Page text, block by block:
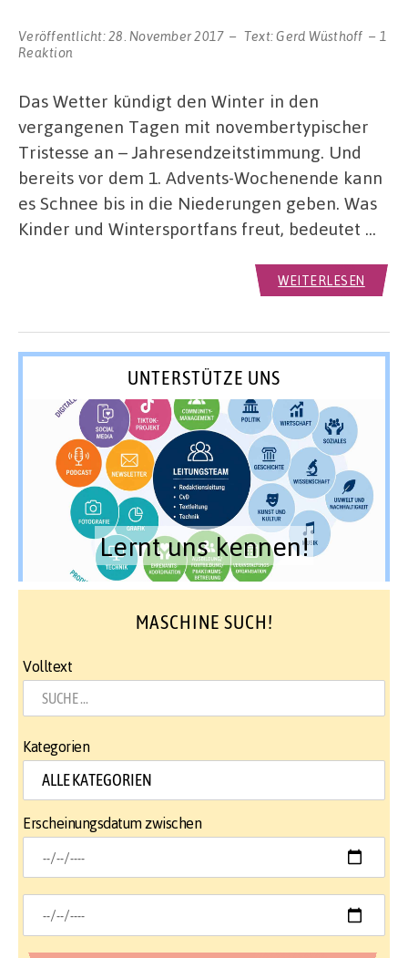
Veröffentlicht:28. November 2017 Text:Gerd Wüsthoff
1
Reaktion
Das Wetter kündigt den Winter in den
vergangenen Tagen mit novembertypischer
Tristesse an – Jahresendzeitstimmung. Und
bereits vor dem 1. Advents-Wochenende kann
es Schnee bis in die Niederungen geben. Was
Kinder und Wintersportfans freut, bedeutet …
WEITERLESEN
UNTERSTÜTZE UNS
Lernt uns kennen!
MASCHINE SUCH!
Volltext
Kategorien
Erscheinungsdatum zwischen